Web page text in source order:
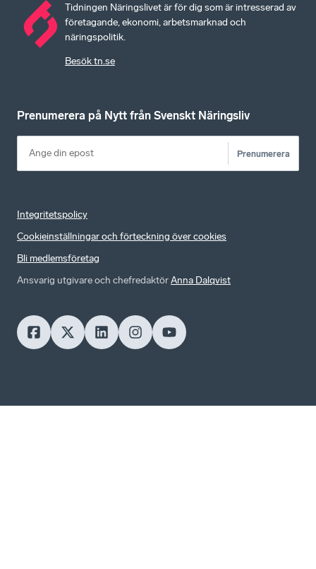
Tidningen Näringslivet är för dig som är intresserad av
företagande, ekonomi, arbetsmarknad och
näringspolitik.
Besök tn.se
Prenumerera på Nytt från Svenskt Näringsliv
Prenumerera
Integritetspolicy
Cookieinställningar och förteckning över cookies
Bli medlemsföretag
Ansvarig utgivare och chefredaktörAnna Dalqvist